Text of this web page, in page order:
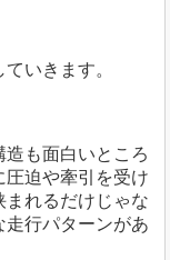
いきます。
も面白いところ
圧迫や牽引を受け
まれるだけじゃな
行パターンがあ